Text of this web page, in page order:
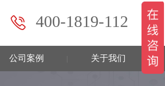
400-1819-112
公司案例 关于我们